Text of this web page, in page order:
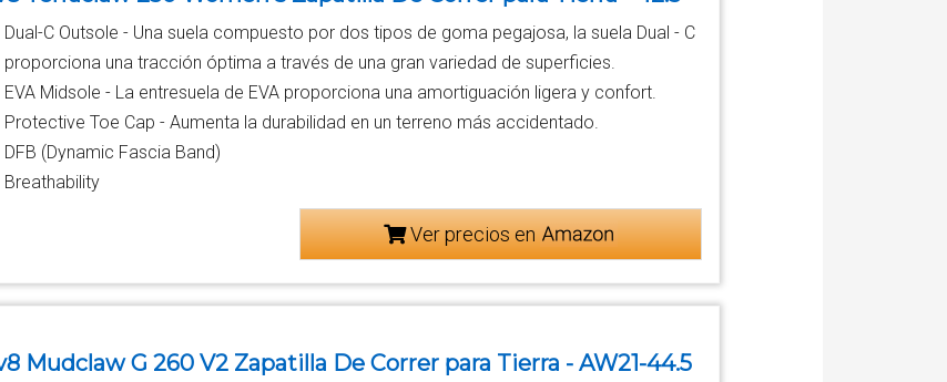
Dual-C Outsole - Una suela compuesto por dos tipos de goma pegajosa, la suela Dual - C
proporciona una tracción óptima a través de una gran variedad de superficies.
EVA Midsole - La entresuela de EVA proporciona una amortiguación ligera y confort.
Protective Toe Cap - Aumenta la durabilidad en un terreno más accidentado.
DFB (Dynamic Fascia Band)
Breathability
Ver precios en
Mudclaw G 260 V2 Zapatilla De Correr para Tierra - AW21-44.5